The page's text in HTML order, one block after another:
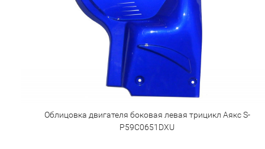
Облицовка двигателя боковая левая трицикл Аякс S-
P59C0651DXU